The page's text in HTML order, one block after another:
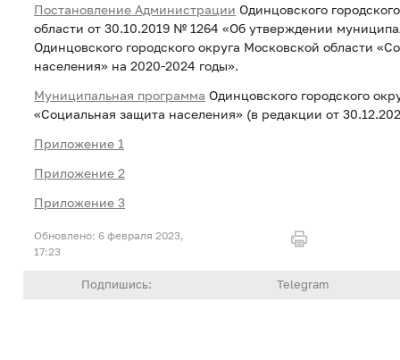
Постановление Администрации Одинцовского
области от 30.10.2019 № 1264 «Об утверждении
Одинцовского городского округа Московской области
населения» на 2020-2024 годы».
Муниципальная программа Одинцовского городского
«Социальная защита населения» (в редакции от
Приложение 1
Приложение 2
Приложение 3
6 февраля 2023,
17:23